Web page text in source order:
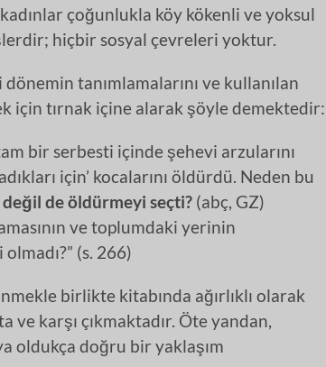
çoğunlukla köy kökenli ve yoksul
hiçbir sosyal çevreleri yoktur.
tanımlamalarını ve kullanılan
için tırnak içine alarak şöyle demektedir:
bir serbesti içinde şehevi arzularını
için’ kocalarını öldürdü. Neden bu
de öldürmeyi seçti? (abç, GZ)
ve toplumdaki yerinin
(s. 266)
birlikte kitabında ağırlıklı olarak
ve karşı çıkmaktadır. Öte yandan,
oldukça doğru bir yaklaşım